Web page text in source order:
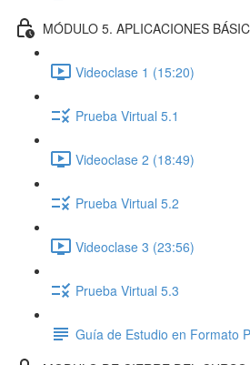
MÓDULO 5. APLICACIONES
Videoclase 1 (15:20)
Prueba Virtual 5.1
Videoclase 2 (18:49)
Prueba Virtual 5.2
Videoclase 3 (23:56)
Prueba Virtual 5.3
Guía de Estudio en Formato